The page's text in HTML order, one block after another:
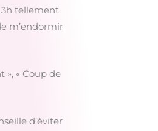
3h tellement
m’endormir
», « Coup de
d’éviter